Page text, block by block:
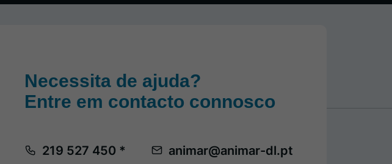
Necessita de ajuda?
Entre em contacto connosco
219 527 450 * animar@animar-dl.pt